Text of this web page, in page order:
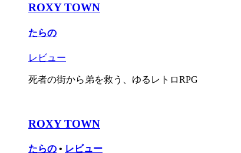
ROXY TOWN
たらの
レビュー
死者の街から弟を救う、ゆるレトロRPG
ROXY TOWN
たらの • レビュー